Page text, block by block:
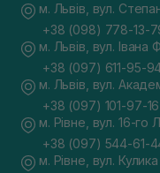
м. Львів, вул.
+38 (098) 778-13-
м. Львів, вул. Івана
+38 (097) 611-95-
м. Львів, вул.
+38 (097) 101-97-16
м. Рівне, вул. 16-го
+38 (097) 544-61-
м. Рівне, вул.